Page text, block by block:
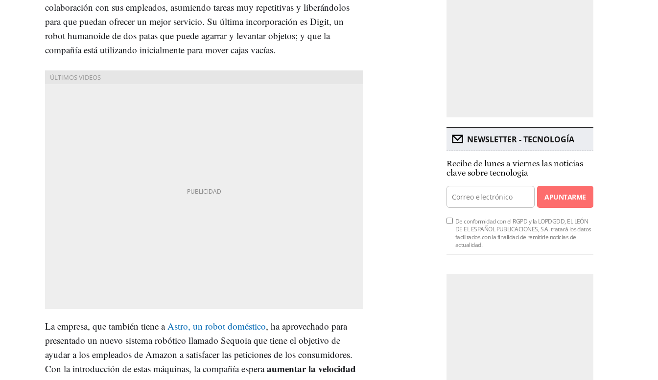
colaboración con sus empleados, asumiendo tareas muy repetitivas y liberándolos
para que puedan ofrecer un mejor servicio. Su última incorporación es Digit, un
robot humanoide de dos patas que puede agarrar y levantar objetos; y que la
compañía está utilizando inicialmente para mover cajas vacías.
La empresa, que también tiene a Astro, un robot doméstico, ha aprovechado para
presentado un nuevo sistema robótico llamado Sequoia que tiene el objetivo de
ayudar a los empleados de Amazon a satisfacer las peticiones de los consumidores.
Con la introducción de estas máquinas, la compañía esperaaumentar la velocidad
NEWSLETTER - TECNOLOGÍA
Recibe de lunes a viernes las noticias
clave sobre tecnología
APUNTARME
De conformidad con el RGPD y la LOPDGDD, EL LEÓN
DE EL ESPAÑOL PUBLICACIONES, S.A. tratará los datos
facilitados con la finalidad de remitirle noticias de
actualidad.